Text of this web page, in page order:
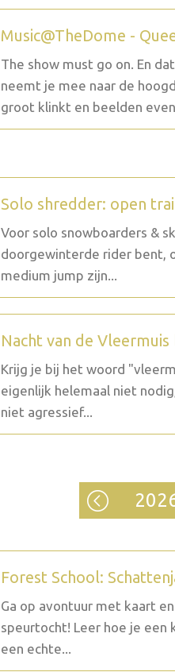
Music@TheDome -
The show must go on. En
neemt je mee naar de
groot klinkt en beelden
Solo shredder: open
Voor solo snowboarders &
doorgewinterde rider bent,
medium jump zijn...
Nacht van de
Krijg je bij het woord
eigenlijk helemaal niet
niet agressief...
Forest School:
Ga op avontuur met kaart
speurtocht! Leer hoe je een
een echte...